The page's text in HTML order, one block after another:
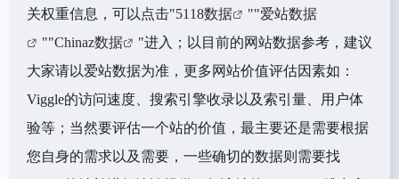
关权重信息，可以点击"5118数据 ""爱站数据
""Chinaz数据
"进入；以目前的网站数据参考，建议
大家请以爱站数据为准，更多网站价值评估因素如：
Viggle的访问速度、搜索引擎收录以及索引量、用户体
验等；当然要评估一个站的价值，最主要还是需要根据
您自身的需求以及需要，一些确切的数据则需要找